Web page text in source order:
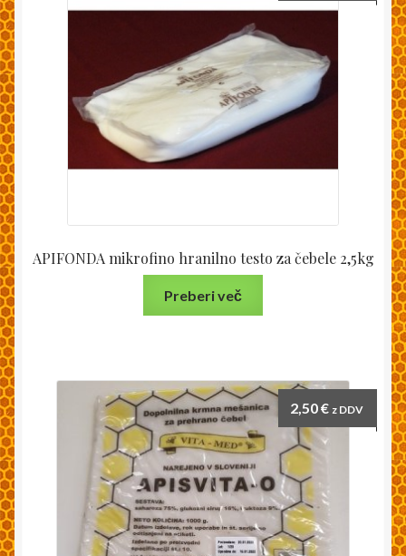
APIFONDA mikrofino hranilno testo za čebele 2,5kg
Preberi več
2,50€ z DDV